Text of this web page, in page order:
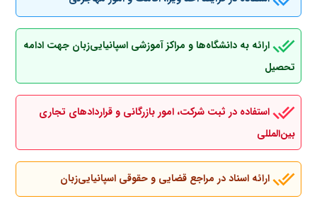
ارائه به دانشگاه‌ها و مراکز آموزشی اسپانیایی‌زبان جهت ادامه
تحصیل
استفاده در ثبت شرکت، امور بازرگانی و قراردادهای تجاری
بین‌المللی
ارائه اسناد در مراجع قضایی و حقوقی اسپانیایی‌زبان